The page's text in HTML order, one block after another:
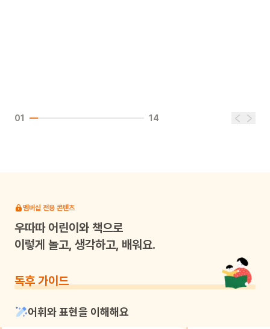
01 14
멤버십 전용 콘텐츠
우따따어린이와 책으로
이렇게 놀고, 생각하고, 배워요.
독후 가이드
어휘와 표현을 이해해요